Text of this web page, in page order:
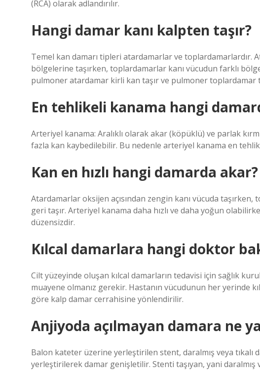
(RCA) olarak adlandırılır.
Hangi damar kanı kalpten taşır?
Temel kan damarı tipleri atardamarlar ve toplardamarlardır.
bölgelerine taşırken, toplardamarlar kanı vücudun farklı
pulmoner atardamar kirli kan taşır ve pulmoner toplardamar
En tehlikeli kanama hangi
Arteriyel kanama: Aralıklı olarak akar (köpüklü) ve parlak
fazla kan kaybedilebilir. Bu nedenle arteriyel kanama en
Kan en hızlı hangi damarda akar?
Atardamarlar oksijen açısından zengin kanı vücuda
geri taşır. Arteriyel kanama daha hızlı ve daha yoğun
düzensizdir.
Kılcal damarlara hangi doktor
Cilt yüzeyinde oluşan kılcal damarların tedavisi için sağlık
muayene olmanız gerekir. Hastanın vücudunun her yerinde
göre kalp damar cerrahisine yönlendirilir.
Anjiyoda açılmayan damara ne
Balon kateter üzerine yerleştirilen stent, daralmış veya
yerleştirilerek damar genişletilir. Stenti taşıyan, yani